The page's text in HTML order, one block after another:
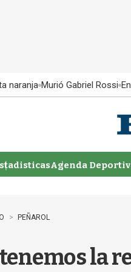
naranja Murió Gabriel Rossi
Agenda
PEÑAROL
la